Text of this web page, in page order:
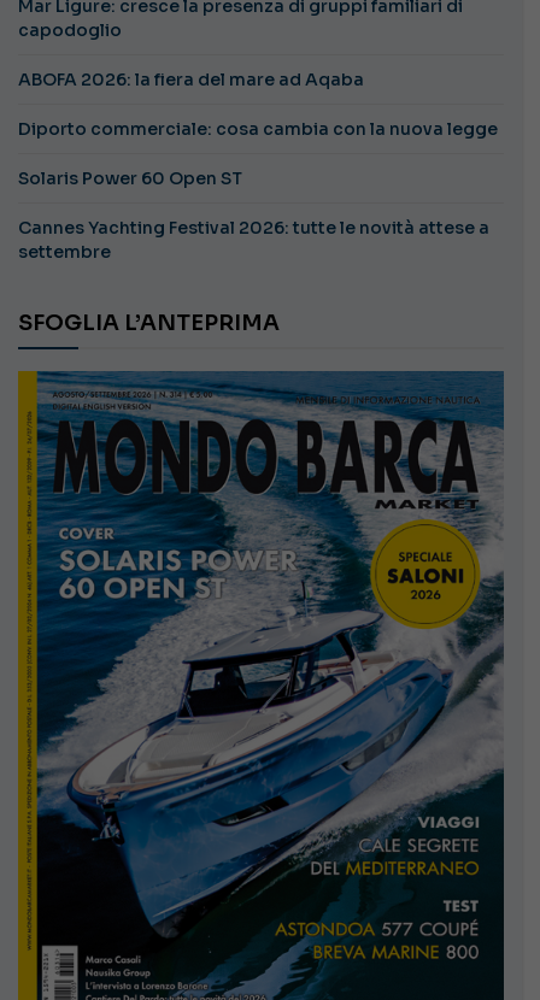
Mar Ligure: cresce la presenza di gruppi familiari di
capodoglio
ABOFA 2026: la fiera del mare ad Aqaba
Diporto commerciale: cosa cambia con la nuova legge
Solaris Power 60 Open ST
Cannes Yachting Festival 2026: tutte le novità attese a
settembre
SFOGLIA L’ANTEPRIMA